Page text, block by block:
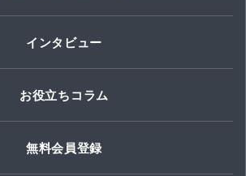
インタビュー
お役立ちコラム
無料会員登録